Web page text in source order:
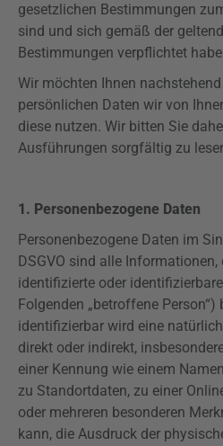
gesetzlichen Bestimmungen
sind und sich gemäß der
Bestimmungen verpflichtet
Wir möchten Ihnen
persönlichen Daten wir von
diese nutzen. Wir bitten Sie
Ausführungen sorgfältig zu
1. Personenbezogene Daten
Personenbezogene Daten im
DSGVO sind alle Informationen,
identifizierte oder
Folgenden „betroffene Person“)
identifizierbar wird eine
direkt oder indirekt,
einer Kennung wie einem
zu Standortdaten, zu einer
oder mehreren besonderen
kann, die Ausdruck der